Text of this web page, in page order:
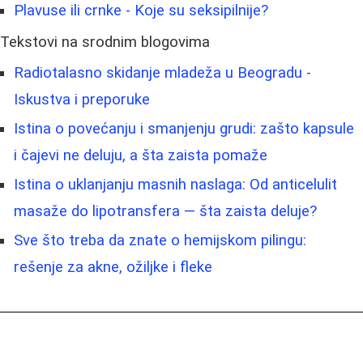
Plavuse ili crnke - Koje su seksipilnije?
Tekstovi na srodnim blogovima
Radiotalasno skidanje mladeža u Beogradu -
Iskustva i preporuke
Istina o povećanju i smanjenju grudi: zašto kapsule
i čajevi ne deluju, a šta zaista pomaže
Istina o uklanjanju masnih naslaga: Od anticelulit
masaže do lipotransfera — šta zaista deluje?
Sve što treba da znate o hemijskom pilingu:
rešenje za akne, ožiljke i fleke